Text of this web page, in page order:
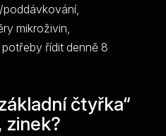
poddávkování,
mikroživin,
řídit denně 8
čtyřka“
zinek?